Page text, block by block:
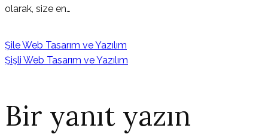
olarak, size en…
Şile Web Tasarım ve Yazılım
Şişli Web Tasarım ve Yazılım
Bir yanıt yazın